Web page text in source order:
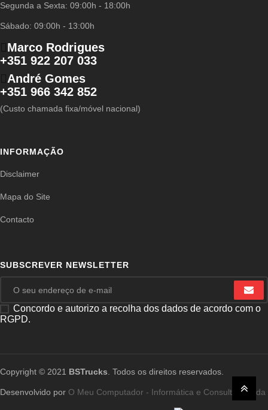
Segunda a Sexta: 09:00h - 18:00h
Sábado: 09:00h - 13:00h
Marco Rodrigues
+351 922 207 033
André Gomes
+351 966 342 852
(Custo chamada fixa/móvel nacional)
INFORMAÇÃO
Disclaimer
Mapa do Site
Contacto
SUBSCREVER NEWSLETTER
Concordo e autorizo a recolha dos dados de acordo com o
RGPD.
Copyright © 2021 BSTrucks . Todos os direitos reservados.
Desenvolvido por O Meu Computador - Informática e Consultoria, Lda